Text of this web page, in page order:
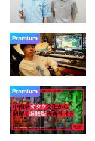
Premium
Premium